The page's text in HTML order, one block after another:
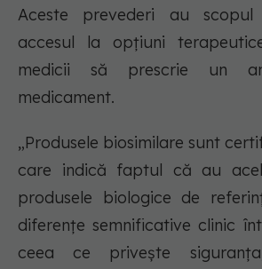
Aceste prevederi au
accesul la opțiuni
medicii să prescrie un
medicament.
„Produsele biosimilare sunt
care indică faptul că au
produsele biologice de
diferențe semnificative clinic
ceea ce priveşte